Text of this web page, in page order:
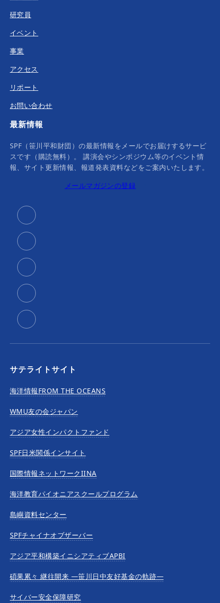
研究員
イベント
事業
アクセス
リポート
お問い合わせ
最新情報
SPF（笹川平和財団）の最新情報をメールでお届けするサービ
スです（購読無料）。 講演会やシンポジウム等のイベント情
報、サイト更新情報、報道発表資料などをご案内いたします。
メールマガジンの登録
サテライトサイト
海洋情報FROM THE OCEANS
WMU友の会ジャパン
アジア女性インパクトファンド
SPF日米関係インサイト
国際情報ネットワークIINA
海洋教育パイオニアスクールプログラム
島嶼資料センター
SPFチャイナオブザーバー
アジア平和構築イニシアティブAPBI
碩果累々 継往開来 —笹川日中友好基金の軌跡—
サイバー安全保障研究